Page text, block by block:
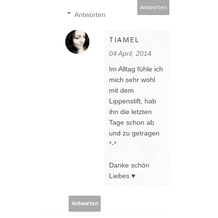
Antworten
Antworten
TIAMEL
04 April, 2014
Im Alltag fühle ich
mich sehr wohl
mit dem
Lippenstift, hab
ihn die letzten
Tage schon ab
und zu getragen
*-*
Danke schön
Liebes ♥
Antworten